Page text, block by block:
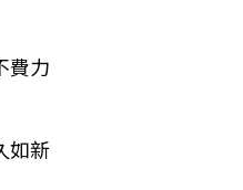
費力
如新